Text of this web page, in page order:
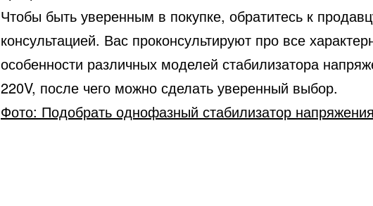
Чтобы быть уверенным в покупке, обратитесь к
консультацией. Вас проконсультируют про все
особенности различных моделей стабилизатора
220V, после чего можно сделать уверенный выбор.
Фото: Подобрать однофазный стабилизатор напряжения